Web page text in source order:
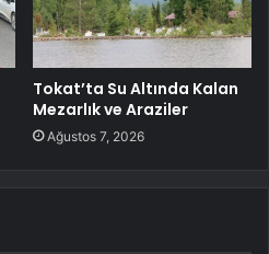
Tokat’ta Su Altında Kalan
Mezarlık ve Araziler
Ağustos 7, 2026